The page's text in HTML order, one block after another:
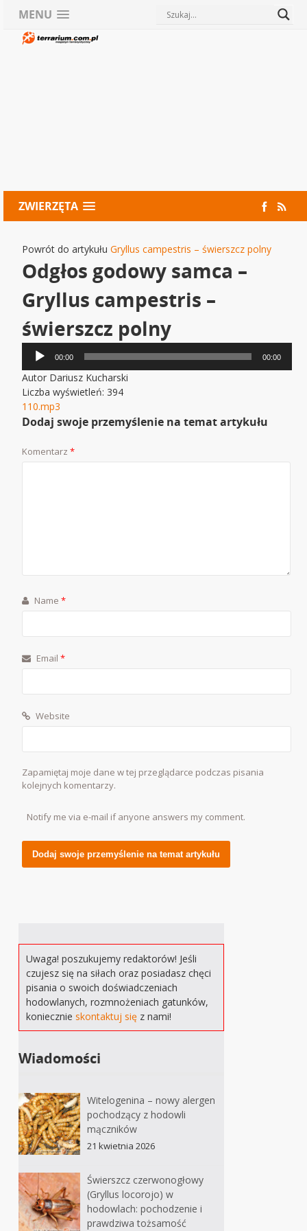
MENU
ZWIERZĘTA
Powrót do artykułuGryllus campestris – świerszcz polny
Odgłos godowy samca –
Gryllus campestris –
świerszcz polny
Odtwarzacz
plików
dźwiękowych
00:00 00:00
Autor Dariusz Kucharski
Liczba wyświetleń: 394
110.mp3
Dodaj swoje przemyślenie na temat artykułu
Komentarz*
Name*
Email*
Website
Zapamiętaj moje dane w tej przeglądarce podczas pisania
kolejnych komentarzy.
Notify me via e-mail if anyone answers my comment.
Uwaga! poszukujemy redaktorów! Jeśli
czujesz się na siłach oraz posiadasz chęci
pisania o swoich doświadczeniach
hodowlanych, rozmnożeniach gatunków,
koniecznieskontaktuj się z nami!
Wiadomości
Witelogenina – nowy alergen
pochodzący z hodowli
mączników
21 kwietnia 2026
Świerszcz czerwonogłowy
(Gryllus locorojo) w
hodowlach: pochodzenie i
prawdziwa tożsamość